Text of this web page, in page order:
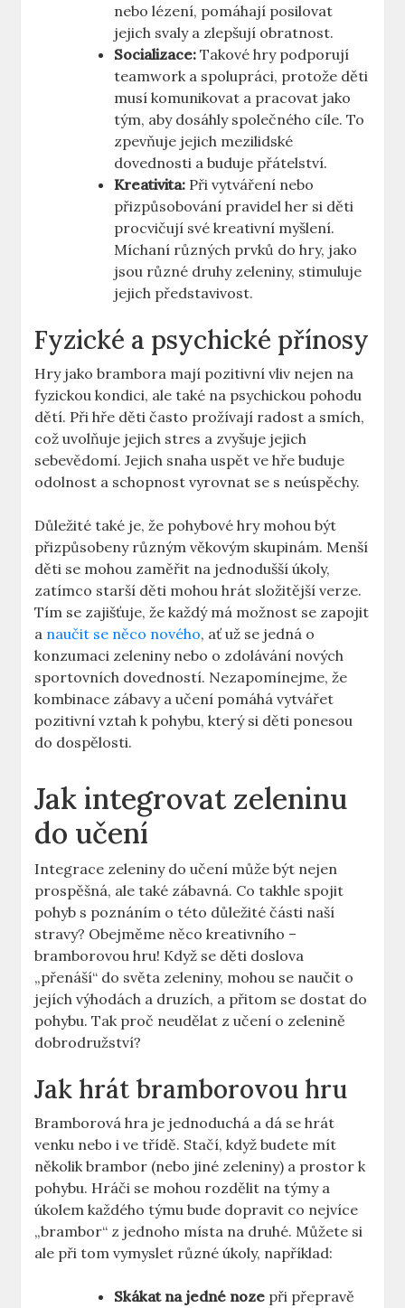
nebo lézení, pomáhají posilovat
jejich svaly a zlepšují obratnost.
Socializace: Takové hry podporují
teamwork a spolupráci, protože děti
musí komunikovat a pracovat jako
tým, aby dosáhly společného cíle. To
zpevňuje jejich mezilidské
dovednosti a buduje přátelství.
Kreativita: Při vytváření nebo
přizpůsobování pravidel her si děti
procvičují své kreativní myšlení.
Míchaní různých prvků do hry, jako
jsou různé druhy zeleniny, stimuluje
jejich představivost.
Fyzické a psychické přínosy
Hry jako brambora mají pozitivní vliv nejen na
fyzickou kondici, ale také na psychickou pohodu
dětí. Při hře děti často prožívají radost a smích,
což uvolňuje jejich stres a zvyšuje jejich
sebevědomí. Jejich snaha uspět ve hře buduje
odolnost a schopnost vyrovnat se s neúspěchy.
Důležité také je, že pohybové hry mohou být
přizpůsobeny různým věkovým skupinám. Menší
děti se mohou zaměřit na jednodušší úkoly,
zatímco starší děti mohou hrát složitější verze.
Tím se zajišťuje, že každý má možnost se zapojit
a naučit se něco nového, ať už se jedná o
konzumaci zeleniny nebo o zdolávání nových
sportovních dovedností. Nezapomínejme, že
kombinace zábavy a učení pomáhá vytvářet
pozitivní vztah k pohybu, který si děti ponesou
do dospělosti.
Jak integrovat zeleninu
do učení
Integrace zeleniny do učení může být nejen
prospěšná, ale také zábavná. Co takhle spojit
pohyb s poznáním o této důležité části naší
stravy? Obejměme něco kreativního –
bramborovou hru! Když se děti doslova
„přenáší“ do světa zeleniny, mohou se naučit o
jejích výhodách a druzích, a přitom se dostat do
pohybu. Tak proč neudělat z učení o zelenině
dobrodružství?
Jak hrát bramborovou hru
Bramborová hra je jednoduchá a dá se hrát
venku nebo i ve třídě. Stačí, když budete mít
několik brambor (nebo jiné zeleniny) a prostor k
pohybu. Hráči se mohou rozdělit na týmy a
úkolem každého týmu bude dopravit co nejvíce
„brambor“ z jednoho místa na druhé. Můžete si
ale při tom vymyslet různé úkoly, například:
Skákat na jedné noze při přepravě